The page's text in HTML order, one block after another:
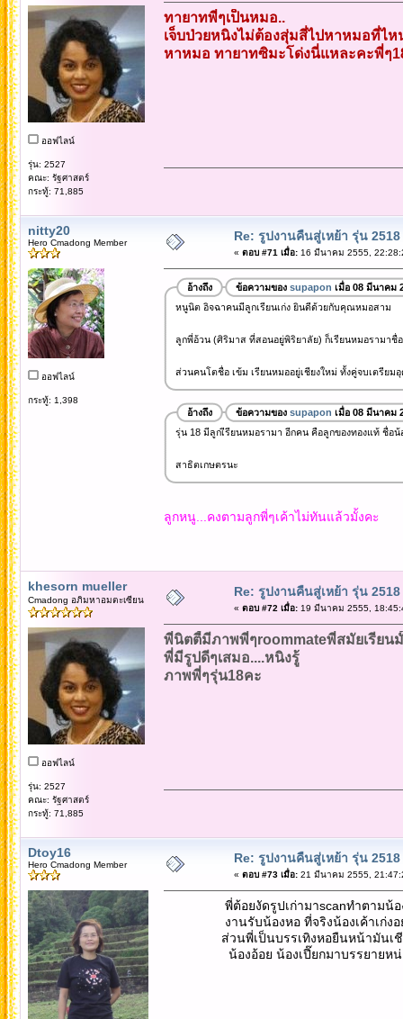
ออฟไลน์
รุ่น: 2527
คณะ: รัฐศาสตร์
กระทู้: 71,885
ทายาทพี่ๆเป็นหมอ..
เจ็บป่วยหนิงไม่ต้องสุ่มสี่ไปหาหมอที่ไห
หาหมอ ทายาทซิมะโด่งนี่แหละคะพี่ๆ
nitty20
Hero Cmadong Member
ออฟไลน์
กระทู้: 1,398
Re: รูปงานคืนสู่เหย้า รุ่น 2518
« ตอบ #71 เมื่อ:16 มีนาคม 2555,
อ้างถึง ข้อความของ supapon เมื่อ 08 มีนาคม
หนูนิต อิจฉาคนมีลูกเรียนเก่ง ยินดีด้วยกับคุณหมอสาม
ลูกพี่อ้วน (ศิริมาส ที่สอนอยู่พิริยาลัย) ก็เรียนหมอรามาชื่
ส่วนคนโตชื่อ เข้ม เรียนหมออยู่เชียงใหม่ ทั้งคู่จบเตรียม
อ้างถึง ข้อความของ supapon เมื่อ 08 มีนาคม
รุ่น 18 มีลูกเีรียนหมอรามา อีกคน คือลูกของทองแท้ ชื่อน้
สาธิตเกษตรนะ
ลูกหนู...คงตามลูกพี่ๆเค้าไม่ทันแล้วมั้งคะ
khesorn mueller
Cmadong อภิมหาอมตะเซียน
ออฟไลน์
รุ่น: 2527
คณะ: รัฐศาสตร์
กระทู้: 71,885
Re: รูปงานคืนสู่เหย้า รุ่น 2518
« ตอบ #72 เมื่อ:19 มีนาคม 2555,
พี่นิตตี้มีภาพพี่ๆroommateพี่สมัยเรียน
พี่มีรูปดีๆเสมอ....หนิงรู้
ภาพพี่ๆรุ่น18คะ
Dtoy16
Hero Cmadong Member Re: รูปงานคืนสู่เหย้า รุ่น 2518
« ตอบ #73 เมื่อ:21 มีนาคม 2555,
พี่ต้อยงัดรูปเก่ามาscanทำตามน้องหนิ
งานรับน้องหอ ที่จริงน้องเค้าเก่งอยู่แ
ส่วนพี่เป็นบรรเทิงหอยืนหน้ามันเชี
น้องอ้อย น้องเปี๊ยกมาบรรยายหน่อย